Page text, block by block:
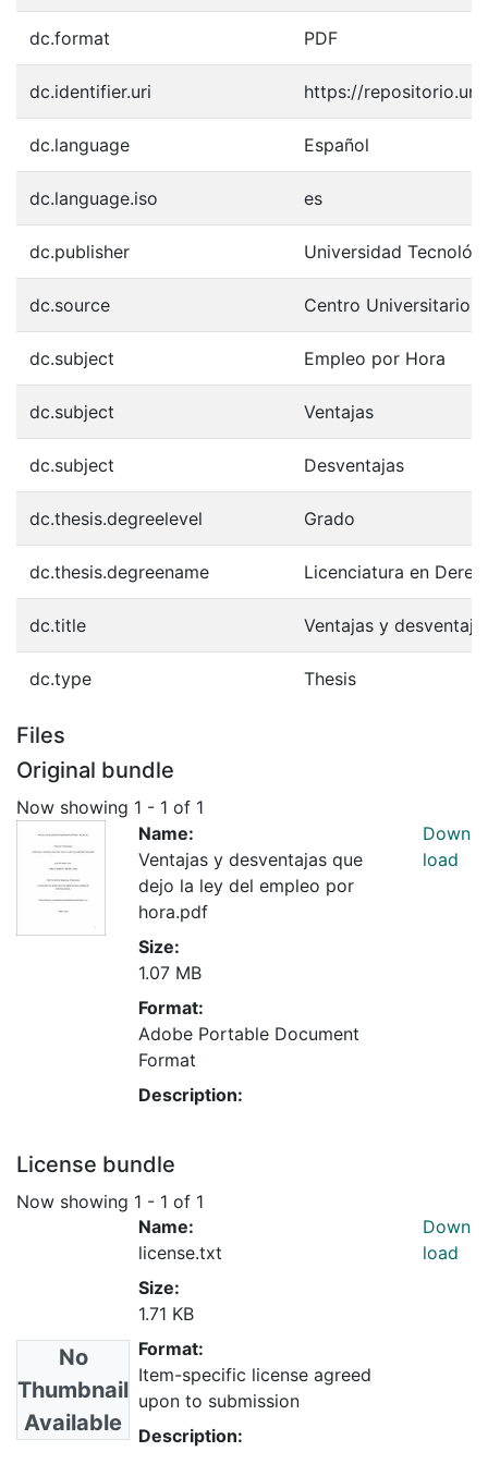
dc.format PDF
dc.identifier.uri https://
dc.language Español
dc.language.iso es
dc.publisher Universidad
dc.source Centro Universitario
dc.subject Empleo por Hora
dc.subject Ventajas
dc.subject Desventajas
dc.thesis.degreelevel Grado
dc.thesis.degreename Licenciatura en
dc.title Ventajas y
dc.type Thesis
Files
Original bundle
Now showing 1 - 1 of 1
Name:
Ventajas y desventajas que
dejo la ley del empleo por
hora.pdf
Size:
1.07 MB
Format:
Adobe Portable Document
Format
Description:
Down
load
License bundle
Now showing 1 - 1 of 1
No
Thumbnail
Available
Name:
license.txt
Size:
1.71 KB
Format:
Item-specific license agreed
upon to submission
Description:
Down
load